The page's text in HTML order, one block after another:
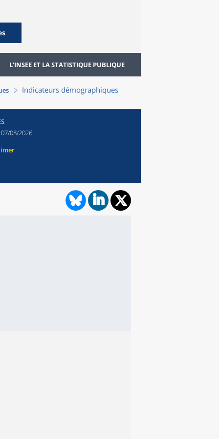
L'INSEE ET LA STATISTIQUE PUBLIQUE
Indicateurs démographiques
07/08/2026